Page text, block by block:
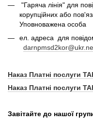
"Гаряча лінія" для
корупційних або
Уповноважена особа
ел. адреса для
Наказ Платні послуги
Наказ Платні послуги
Завітайте до нашої